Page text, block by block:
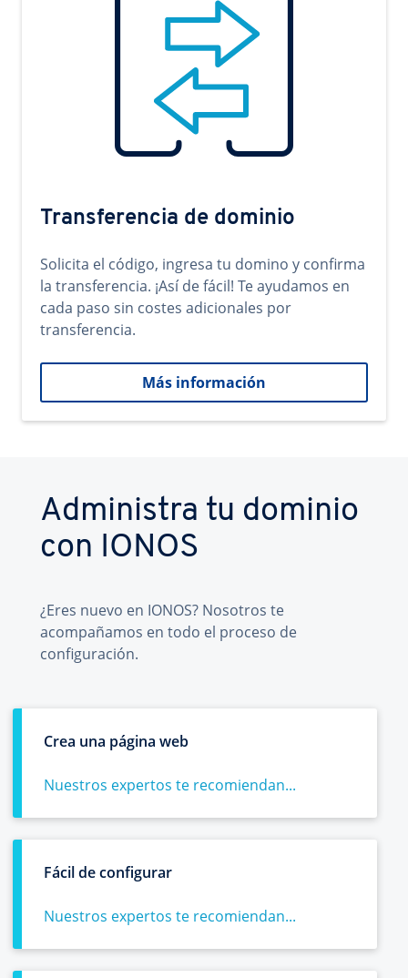
Transferencia de dominio
Solicita el código, ingresa tu domino y confirma
la transferencia. ¡Así de fácil! Te ayudamos en
cada paso sin costes adicionales por
transferencia.
Más información
Administra tu dominio
con IONOS
¿Eres nuevo en IONOS? Nosotros te
acompañamos en todo el proceso de
configuración.
Crea una página web
Nuestros expertos te recomiendan...
Fácil de configurar
Nuestros expertos te recomiendan...